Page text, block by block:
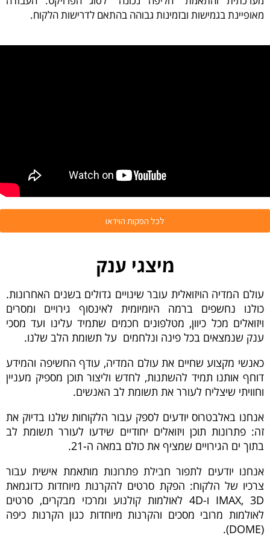
מאופיינת בגמישות ובזמינות גבוהה בהתאם לדרישות הלקוח.
לכל הפקות הוידאו
מיצגי ענק
עולם המדיה הויזואלית עובר שינויים גדולים בשנים האחרונות.
כולנו נחשפים ברמה היומיומית לאינסוף גירויים ומסרים
ויזואלים מכל כיוון, מטלפונים חכמים שתמיד עלינו ועד מסכי
ענק שנמצאים בכל פינה ונלחמים על תשומת הלב שלנו.
כאנשי מקצוע שחיים את עולם המדיה, עודף החשיפה והמידע
דוחף אותנו תמיד להשתנות, לחדש וליצור תוכן מספיק מעניין
וחוויתי שיצליח לעורר את תשומת לב האנשים.
אנחנו באלבטרוס יודעים לספק עבור הלקוחות שלנו בדיוק את
זה: פתרונות תוכן ויזואלים יחודיים שידעו לעורר תשומת לב
בתוך ים הגירויים שמציף את כולם במאה ה-21.
אנחנו יודעים לתפור חבילת פתרונות מותאמת אישית עבור
צרכיו של הלקוח: הפקת סרטים להקרנות מיוחדות כדוגמאת
IMAX, 3D ו-4D לאולמות קולנוע ומרכזי מבקרים, סרטים
לאולמות מרובי מסכים והקרנות מיוחדות כגון הקרנות כיפה
(DOME).